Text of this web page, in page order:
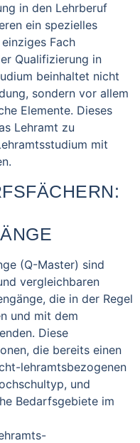
in den Lehrberuf
ein spezielles
Fach
Qualifizierung in
beinhaltet nicht
sondern vor allem
Elemente. Dieses
Lehramt zu
mit
(Q-Master) sind
vergleichbaren
die in der Regel
und mit dem
Diese
die bereits einen
lehramtsbezogenen
und
Bedarfsgebiete im